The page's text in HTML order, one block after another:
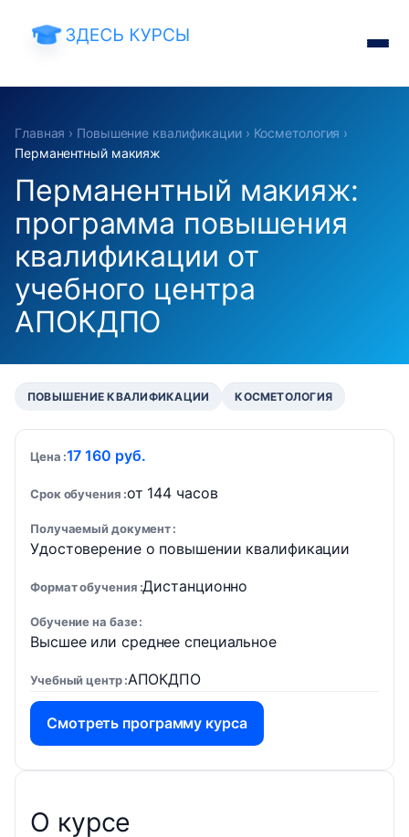
Главная › Повышение квалификации› Косметология ›
Перманентный макияж
Перманентный макияж:
программа повышения
квалификации от
учебного центра
АПОКДПО
ПОВЫШЕНИЕ КВАЛИФИКАЦИИ КОСМЕТОЛОГИЯ
Цена 17 160 руб.
Срок обучения от 144 часов
Получаемый документ
Удостоверение о повышении квалификации
Формат обучения Дистанционно
Обучение на базе
Высшее или среднее специальное
Учебный центр АПОКДПО
Смотреть программу курса
О курсе